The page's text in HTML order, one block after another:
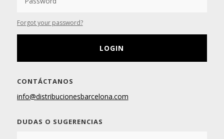
Forgot your password?
LOGIN
CONTÁCTANOS
info@distribucionesbarcelona.com
DUDAS O SUGERENCIAS